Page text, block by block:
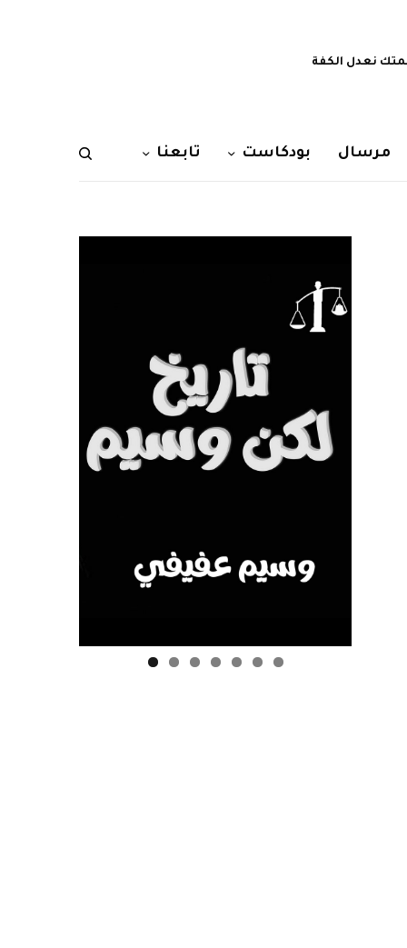
نعدل الكفة
مرسال بودكاست تابعنا